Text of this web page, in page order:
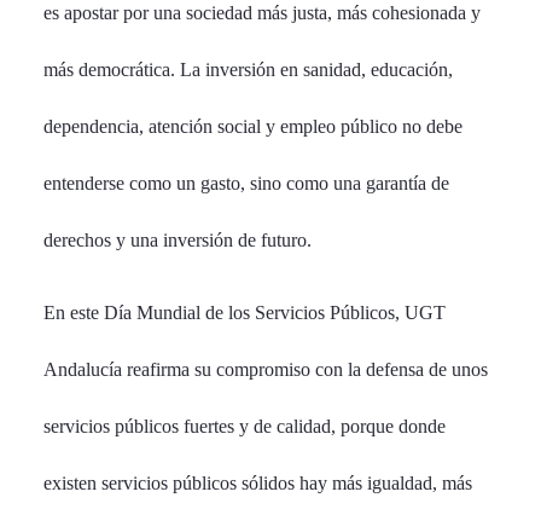
es apostar por una sociedad más justa, más cohesionada y
más democrática. La inversión en sanidad, educación,
dependencia, atención social y empleo público no debe
entenderse como un gasto, sino como una garantía de
derechos y una inversión de futuro.
En este Día Mundial de los Servicios Públicos, UGT
Andalucía reafirma su compromiso con la defensa de unos
servicios públicos fuertes y de calidad, porque donde
existen servicios públicos sólidos hay más igualdad, más